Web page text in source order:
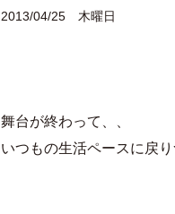
2013/04/25 木曜日
舞台が終わって、、
いつもの生活ペースに戻